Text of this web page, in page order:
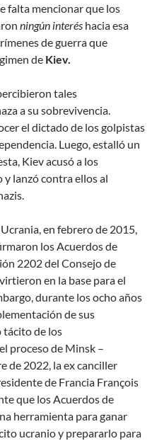
falta mencionar que los
ningún interés hacia esa
de guerra que
de Kiev.
tales
a su sobrevivencia.
el dictado de los golpistas
Luego, estalló un
Kiev acusó a los
y lanzó contra ellos al
en febrero de 2015,
los Acuerdos de
2202 del Consejo de
en la base para el
durante los ocho años
de sus
tácito de los
proceso de Minsk –
de 2022, la ex canciller
de Francia François
que los Acuerdos de
herramienta para ganar
ucranio y prepararlo para